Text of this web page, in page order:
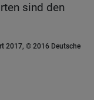
sind den
2017, © 2016 Deutsche